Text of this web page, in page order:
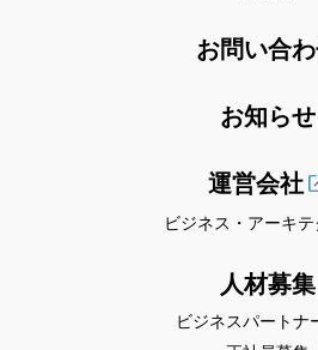
お問い合
お知らせ
運営会社
ビジネス・アーキテ
人材募集
ビジネスパートナ